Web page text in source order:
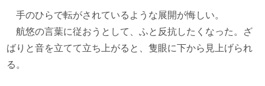
手のひらで転がされているような展開が悔しい。
航悠の言葉に従おうとして、ふと反抗したくなった。ざ
ばりと音を立てて立ち上がると、隻眼に下から見上げられ
る。